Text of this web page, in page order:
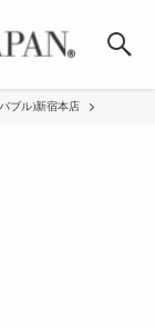
ブル)新宿本店